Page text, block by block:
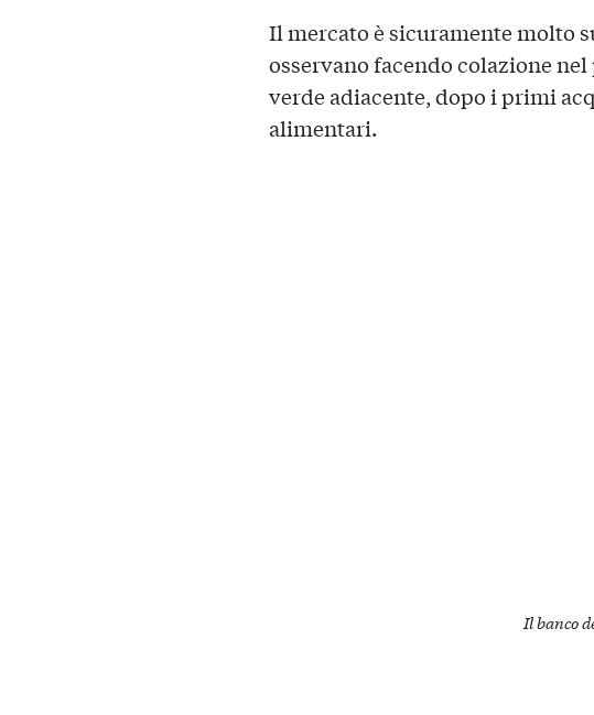
Il mercato è sicuramente molto
osservano facendo colazione
verde adiacente, dopo i primi
alimentari.
Il banco